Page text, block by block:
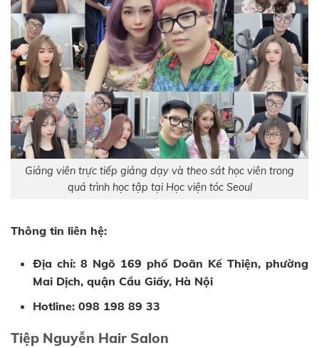
Giảng viên trực tiếp giảng dạy và theo sát học viên trong
quá trình học tập tại Học viện tóc Seoul
Thông tin liên hệ:
Địa chỉ: 8 Ngõ 169 phố Doãn Kế Thiện, phường
Mai Dịch, quận Cầu Giấy, Hà Nội
Hotline: 098 198 89 33
Tiệp Nguyễn Hair Salon